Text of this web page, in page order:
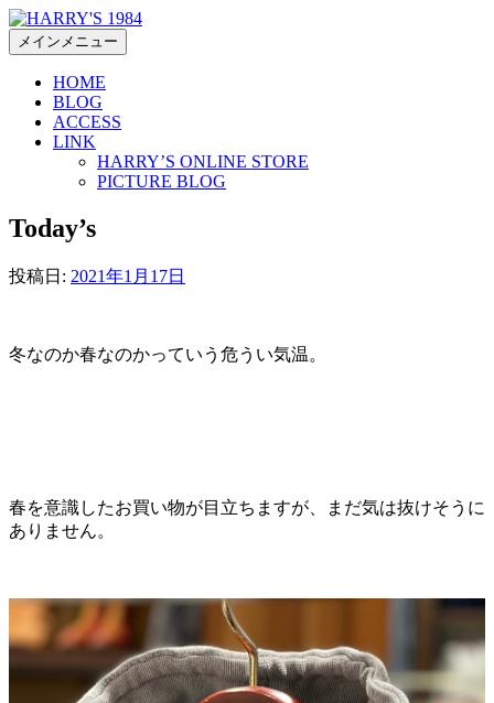
コ
ン
プ
メインメニュー
HOME
BLOG
ACCESS
LINK
HARRY’S ONLINE STORE
PICTURE BLOG
Today’s
投稿日: 2021年1月17日
冬なのか春なのかっていう危うい気温。
春を意識したお買い物が目立ちますが、まだ気は抜けそうに
ありません。